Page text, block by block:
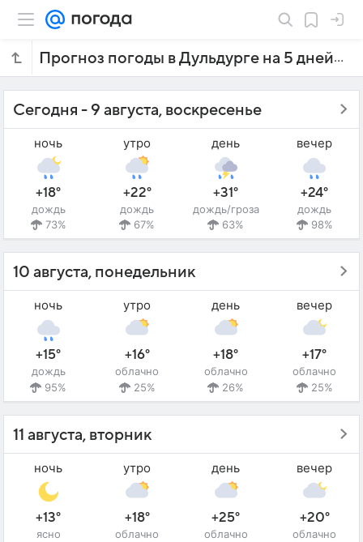
Прогноз погоды в Дульдурге на 5 дней
Сегодня - 9 августа, воскресенье
ночь
+18°
дождь
73%
утро
+22°
дождь
67%
день
+31°
дождь/гроза
63%
вечер
+24°
дождь
98%
10 августа, понедельник
ночь
+15°
дождь
95%
утро
+16°
облачно
25%
день
+18°
облачно
26%
вечер
+17°
облачно
25%
11 августа, вторник
ночь
+13°
ясно
утро
+18°
облачно
день
+25°
облачно
вечер
+20°
облачно